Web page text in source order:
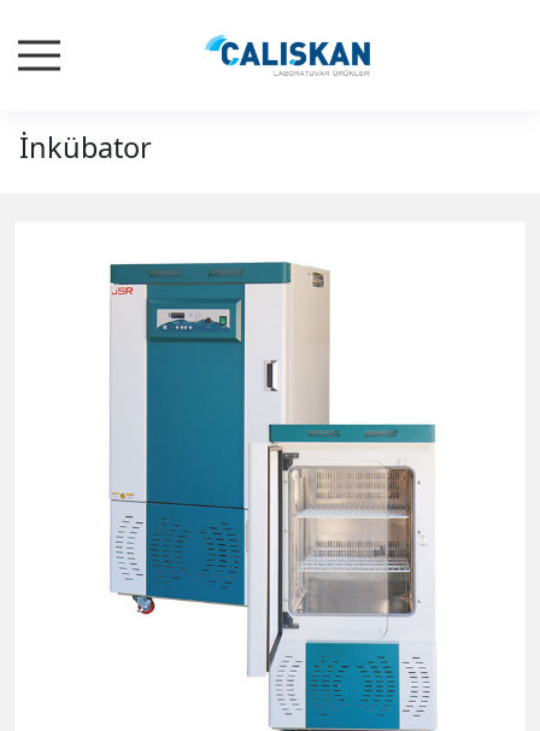
İnkübator